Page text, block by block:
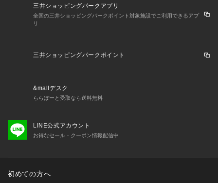
三井ショッピングパークアプリ
全国の三井ショッピングパークポイント対象施設でご利用できるアプ
リ
三井ショッピングパークポイント
&mallデスク
ららぽーと受取なら送料無料
LINE公式アカウント
お得なセール・クーポン情報配信中
初めての方へ